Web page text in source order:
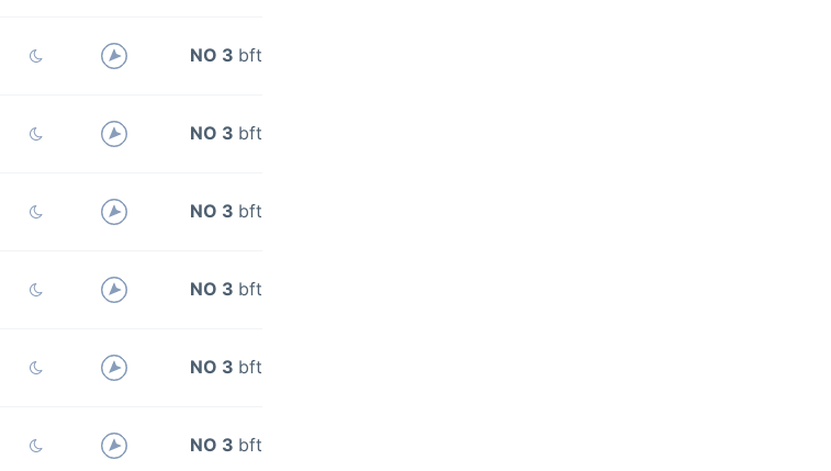
NO 3 bft
NO 3 bft
NO 3 bft
NO 3 bft
NO 3 bft
NO 3 bft